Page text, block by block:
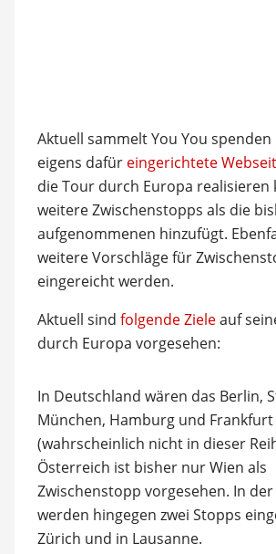
Aktuell sammelt You You
eigens dafür eingerichtete
die Tour durch Europa realisieren
weitere Zwischenstopps als die
aufgenommenen hinzufügt.
weitere Vorschläge für
eingereicht werden.
Aktuell sind folgende Zieleauf
durch Europa vorgesehen:
In Deutschland wären das Berlin,
München, Hamburg und Frankfurt
(wahrscheinlich nicht in dieser
Österreich ist bisher nur Wien als
Zwischenstopp vorgesehen. In der
werden hingegen zwei Stopps
Zürich und in Lausanne.